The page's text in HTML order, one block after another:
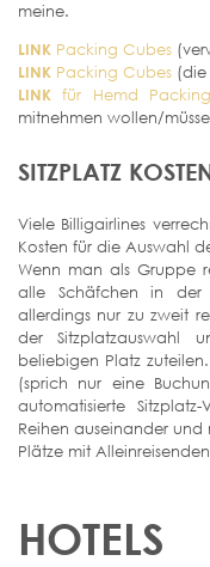
meine.
LINK Packing Cubes
LINK Packing Cubes (die
LINKfür Hemd
mitnehmen wollen/
SITZPLATZ
Viele Billigairlines
Kosten für die Auswahl
Wenn man als Gruppe
alle Schäfchen in der
allerdings nur zu zweit
der Sitzplatzauswahl
beliebigen Platz
(sprich nur eine
automatisierte
Reihen auseinander und
Plätze mit
HOTELS